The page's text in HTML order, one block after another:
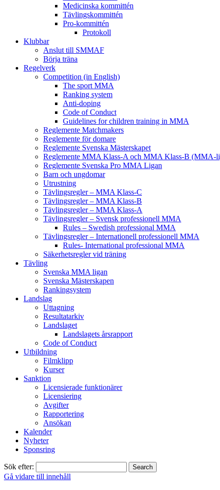
Medicinska kommittén
Tävlingskommittén
Pro-kommittén
Protokoll
Klubbar
Anslut till SMMAF
Börja träna
Regelverk
Competition (in English)
The sport MMA
Ranking system
Anti-doping
Code of Conduct
Guidelines for children training in MMA
Reglemente Matchmakers
Reglemente för domare
Reglemente Svenska Mästerskapet
Reglemente MMA Klass-A och MMA Klass-B (MMA-
Reglemente Svenska Pro MMA Ligan
Barn och ungdomar
Utrustning
Tävlingsregler – MMA Klass-C
Tävlingsregler – MMA Klass-B
Tävlingsregler – MMA Klass-A
Tävlingsregler – Svensk professionell MMA
Rules – Swedish professional MMA
Tävlingsregler – Internationell professionell MMA
Rules- International professional MMA
Säkerhetsregler vid träning
Tävling
Svenska MMA ligan
Svenska Mästerskapen
Rankingsystem
Landslag
Uttagning
Resultatarkiv
Landslaget
Landslagets årsrapport
Code of Conduct
Utbildning
Filmklipp
Kurser
Sanktion
Licensierade funktionärer
Licensiering
Avgifter
Rapportering
Ansökan
Kalender
Nyheter
Sponsring
Sök efter:
Gå vidare till innehåll